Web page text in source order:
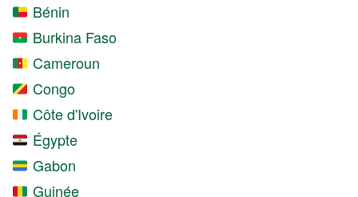
Bénin
Burkina Faso
Cameroun
Congo
Côte d'Ivoire
Égypte
Gabon
Guinée